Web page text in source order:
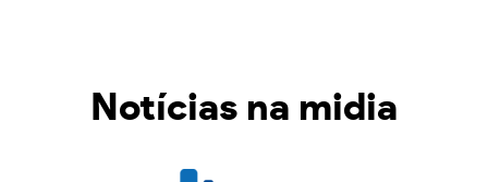
Notícias na midia